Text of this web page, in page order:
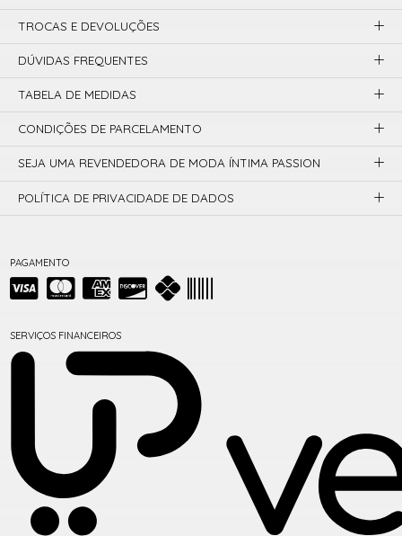
PAGAMENTO
SERVIÇOS FINANCEIROS
TROCAS E DEVOLUÇÕES
DÚVIDAS FREQUENTES
TABELA DE MEDIDAS
CONDIÇÕES DE PARCELAMENTO
SEJA UMA REVENDEDORA DE MODA ÍNTIMA PASSION
POLÍTICA DE PRIVACIDADE DE DADOS